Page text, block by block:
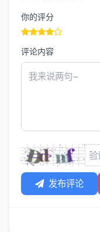
你的评分
评论内容
发布评论